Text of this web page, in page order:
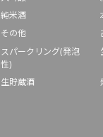
純米酒
その他
スパークリング(発泡
性)
生貯蔵酒